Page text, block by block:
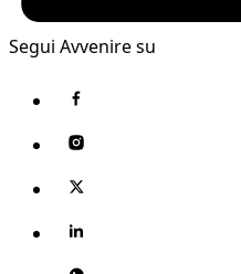
Segui Avvenire su